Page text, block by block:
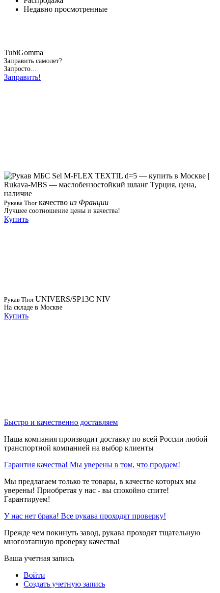
Недавно просмотренные
TubiGomma
Заправить самолет?
Запросто...
Заправить!
Рукава Thorкачество из Франции
Лучшее соотношение цены и качества!
Купить
Рукав ThorUNIVERS/SP13C NIV
На складе в Москве
Купить
Быстро и качественно доставляем
Наша компания производит доставку по всей России любой
транспортной компанией на выбор клиенты
Гарантия качества! Мы уверены в том, что продаем!
Мы предлагаем только те товары, в качестве которых мы
уверены! Приобретая у нас - вы спокойно спите!
Гарантируем!
У нас нет брака! Все рукава проходят проверку!
Прежде чем покинуть завод, рукава проходят тщательную
многоэтапную проверку качества!
Ваша учетная запись
Войти
Создать учетную запись